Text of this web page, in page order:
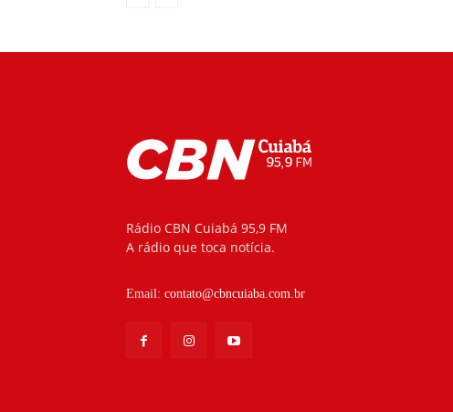
Rádio CBN Cuiabá 95,9 FM
A rádio que toca notícia.
Email: contato@cbncuiaba.com.br